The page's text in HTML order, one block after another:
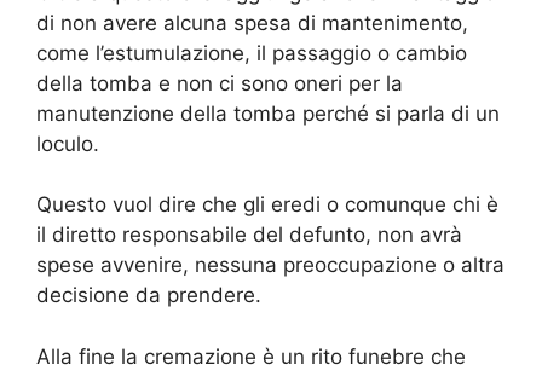
di non avere alcuna spesa di mantenimento,
come l’estumulazione, il passaggio o cambio
della tomba e non ci sono oneri per la
manutenzione della tomba perché si parla di un
loculo.
Questo vuol dire che gli eredi o comunque chi è
il diretto responsabile del defunto, non avrà
spese avvenire, nessuna preoccupazione o altra
decisione da prendere.
Alla fine la cremazione è un rito funebre che